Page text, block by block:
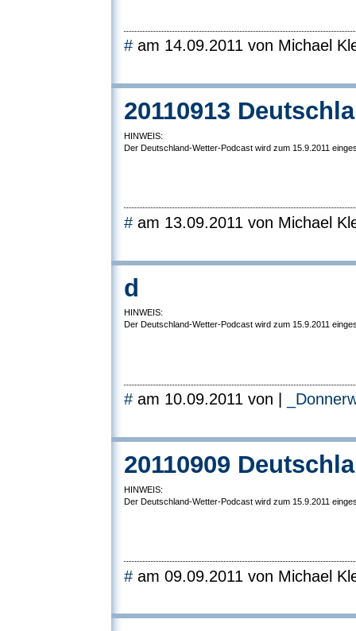
# am 14.09.2011 von Michael
20110913
HINWEIS:
Der Deutschland-Wetter-Podcast wird zum 15.9.2011
# am 13.09.2011 von Michael
d
HINWEIS:
Der Deutschland-Wetter-Podcast wird zum 15.9.2011
# am 10.09.2011 von |
20110909
HINWEIS:
Der Deutschland-Wetter-Podcast wird zum 15.9.2011
# am 09.09.2011 von Michael